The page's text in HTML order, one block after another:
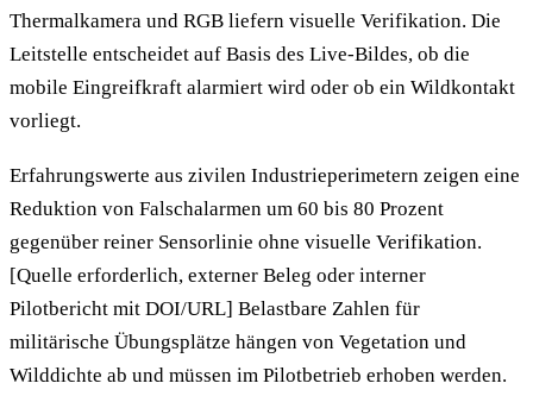
Thermalkamera und RGB liefern visuelle Verifikation. Die
Leitstelle entscheidet auf Basis des Live-Bildes, ob die
mobile Eingreifkraft alarmiert wird oder ob ein Wildkontakt
vorliegt.
Erfahrungswerte aus zivilen Industrieperimetern zeigen eine
Reduktion von Falschalarmen um 60 bis 80 Prozent
gegenüber reiner Sensorlinie ohne visuelle Verifikation.
[Quelle erforderlich, externer Beleg oder interner
Pilotbericht mit DOI/URL] Belastbare Zahlen für
militärische Übungsplätze hängen von Vegetation und
Wilddichte ab und müssen im Pilotbetrieb erhoben werden.